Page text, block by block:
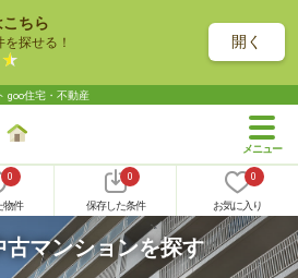
ちら
探せる！ 開く
goo住宅・不動産
0
物件
0
保存した条件
0
お気に入り
古マンションを探す